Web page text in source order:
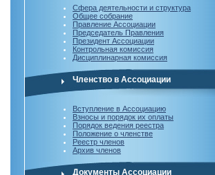
Сфера деятельности и структура
Общее собрание
Правление Ассоциации
Председатель Правления
Президент Ассоциации
Контрольная комиссия
Дисциплинарная комиссия
Членство в Ассоциации
Вступление в Ассоциацию
Взносы и порядок их оплаты
Порядок ведения реестра
Положение о членстве
Реестр членов
Архив членов
Документы Ассоциации